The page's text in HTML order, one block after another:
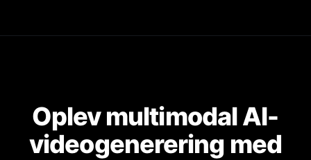
Oplev multimodal AI-
videogenerering med